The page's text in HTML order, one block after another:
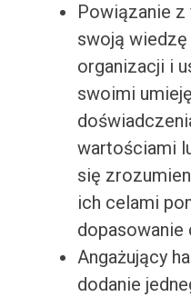
Powiązanie
swoją
organizacji i
swoimi
wartościami
się
ich celami
dopasowanie
Angażujący
dodanie